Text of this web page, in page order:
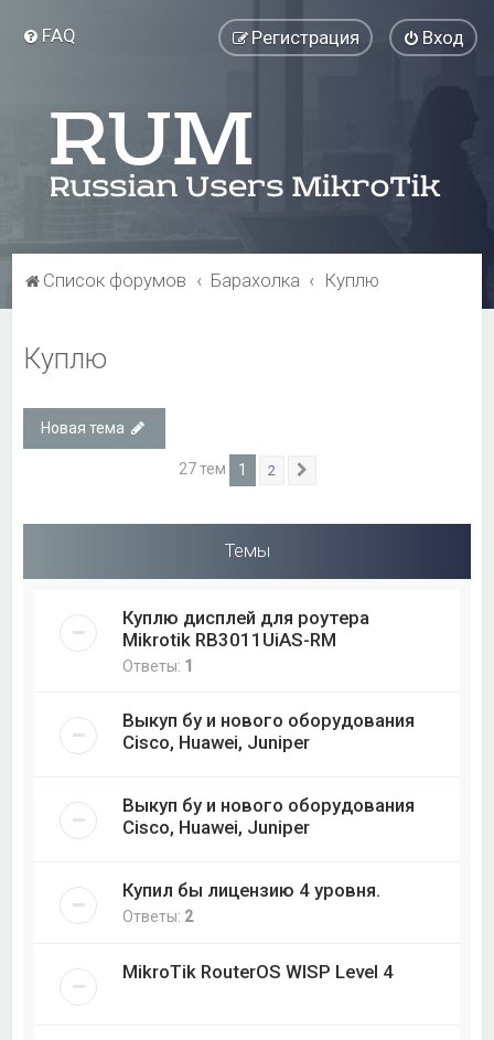
FAQ Вход
Регистрация
Список форумов Барахолка Куплю
Куплю
Новая тема
27 тем 1 2
Темы
Куплю дисплей для роутера
Mikrotik RB3011UiAS-RM
Ответы: 1
Выкуп бу и нового оборудования
Cisco, Huawei, Juniper
Выкуп бу и нового оборудования
Cisco, Huawei, Juniper
Купил бы лицензию 4 уровня.
Ответы: 2
MikroTik RouterOS WISP Level 4